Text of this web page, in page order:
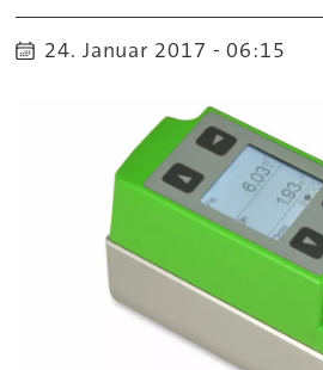
24. Januar 2017 - 06:15